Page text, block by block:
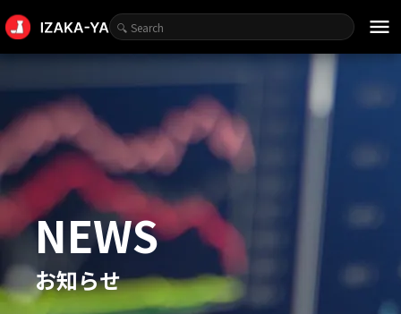
menu
NEWS
お知らせ